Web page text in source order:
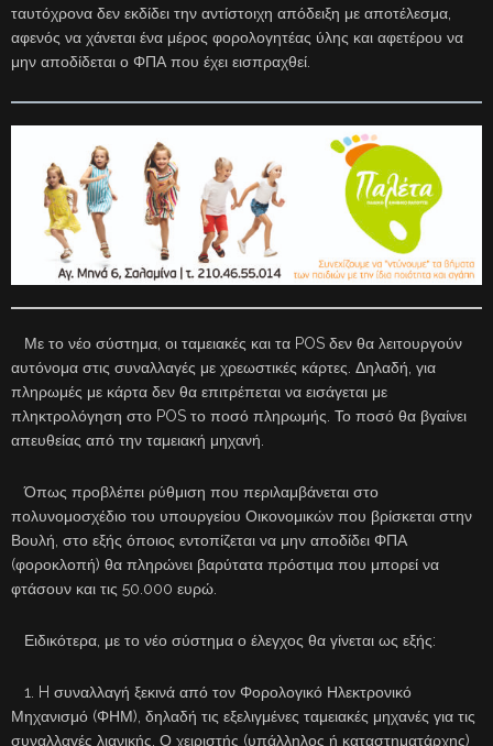
ταυτόχρονα δεν εκδίδει την αντίστοιχη απόδειξη με αποτέλεσμα,
αφενός να χάνεται ένα μέρος φορολογητέας ύλης και αφετέρου να
μην αποδίδεται ο ΦΠΑ που έχει εισπραχθεί.
Με το νέο σύστημα, οι ταμειακές και τα POS δεν θα λειτουργούν
αυτόνομα στις συναλλαγές με χρεωστικές κάρτες. Δηλαδή, για
πληρωμές με κάρτα δεν θα επιτρέπεται να εισάγεται με
πληκτρολόγηση στο POS το ποσό πληρωμής. Το ποσό θα βγαίνει
απευθείας από την ταμειακή μηχανή.
Όπως προβλέπει ρύθμιση που περιλαμβάνεται στο
πολυνομοσχέδιο του υπουργείου Οικονομικών που βρίσκεται στην
Βουλή, στο εξής όποιος εντοπίζεται να μην αποδίδει ΦΠΑ
(φοροκλοπή) θα πληρώνει βαρύτατα πρόστιμα που μπορεί να
φτάσουν και τις 50.000 ευρώ.
Ειδικότερα, με το νέο σύστημα ο έλεγχος θα γίνεται ως εξής:
1. H συναλλαγή ξεκινά από τον Φορολογικό Ηλεκτρονικό
Μηχανισμό (ΦΗΜ), δηλαδή τις εξελιγμένες ταμειακές μηχανές για τις
συναλλαγές λιανικής. Ο χειριστής (υπάλληλος ή καταστηματάρχης)